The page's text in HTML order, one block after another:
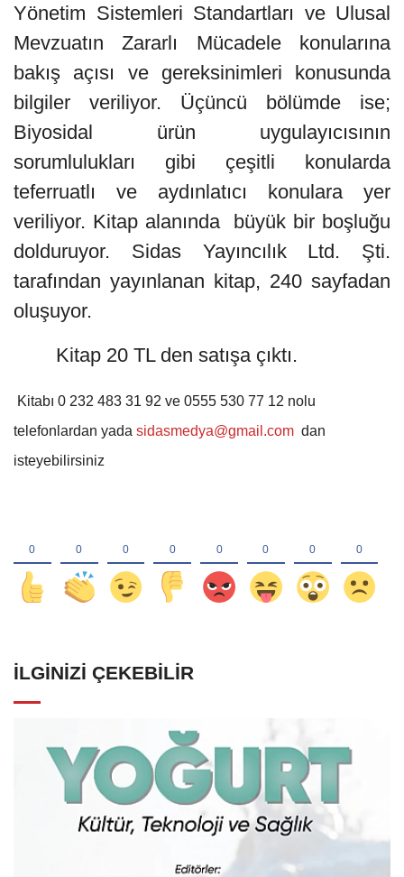
Yönetim Sistemleri Standartları ve Ulusal
Mevzuatın Zararlı Mücadele konularına
bakış açısı ve gereksinimleri konusunda
bilgiler veriliyor. Üçüncü bölümde ise;
Biyosidal ürün uygulayıcısının
sorumlulukları gibi çeşitli konularda
teferruatlı ve aydınlatıcı konulara yer
veriliyor. Kitap alanında büyük bir boşluğu
dolduruyor. Sidas Yayıncılık Ltd. Şti.
tarafından yayınlanan kitap, 240 sayfadan
oluşuyor.
Kitap 20 TL den satışa çıktı.
Kitabı 0 232 483 31 92 ve 0555 530 77 12 nolu
telefonlardan yada sidasmedya@gmail.com dan
isteyebilirsiniz
İLGINIZI ÇEKEBILIR